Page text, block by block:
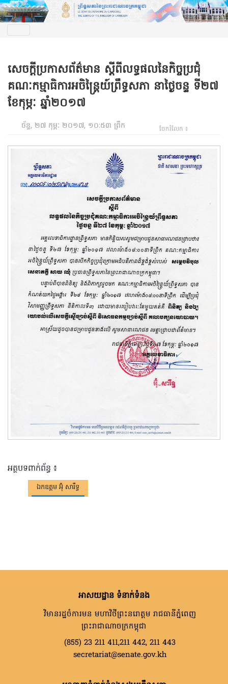
សេចក្តីប្រកាសព័ត៌មាន ស្តីពីលទ្ធផលនៃកិច្ចប្រជុំ
គណៈកម្មាធិការអចិន្ត្រៃយ៍ព្រឹទ្ធសភា នាថ្ងៃចន្ទ ទី២៧
ខែកុម្ភៈ ឆ្នាំ២០១៧
ច័ន្ទ, ២៧ កុម្ភៈ ២០១៧, ១០:៥៣ ព្រឹក ចែករំលែក ៖
អត្ថបទពាក់ព័ន្ធ ៖
ឯកឧត្តម អ៊ុំ សារឹទ្ធ
អាសយដ្ឋាន ទំនាក់ទំនង
វិមានរដ្ឋចំការមន មហាវិថីព្រះនរោត្តម រាជធានីភ្នំពេញ
ព្រះរាជាណាចក្រកម្ពុជា
(855) 23 211 411,211 442, 211 443
secretariat@senate.gov.kh